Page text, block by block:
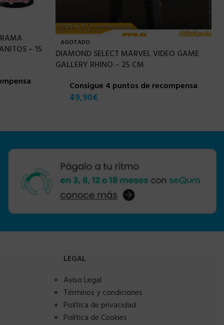
– 15
AGOTADO
DIAMOND SELECT MARVEL VIDEO GAME
GALLERY RHINO – 25 CM
Consigue 4 puntos de recompensa
49,90€
LEGAL
Aviso Legal
Términos y condiciones
Política de privacidad
Política de Cookies